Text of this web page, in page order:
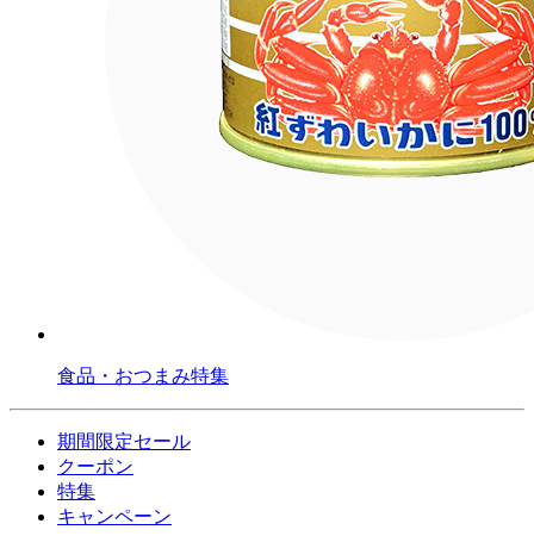
食品・おつまみ特集
期間限定セール
クーポン
特集
キャンペーン